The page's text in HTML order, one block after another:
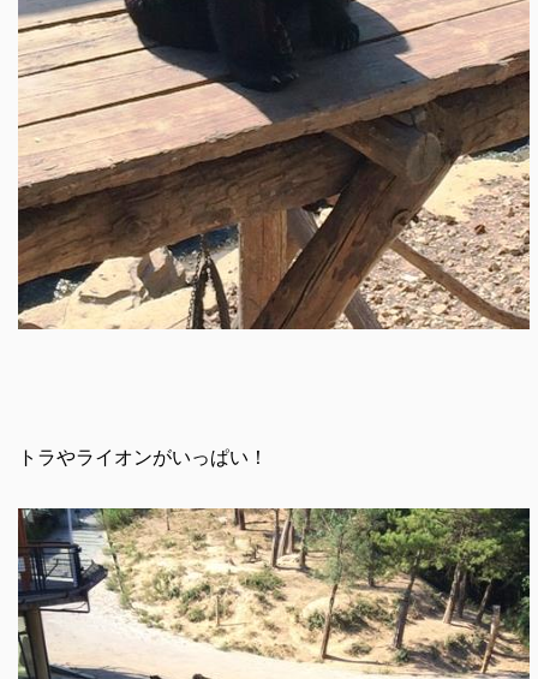
トラやライオンがいっぱい！